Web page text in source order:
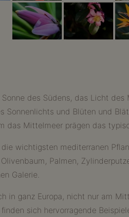
des Südens, das Licht
Sonnenlichts und Blüten und
das Mittelmeer prägen das
wichtigsten mediterranen
Palmen,
Galerie.
in ganz Europa, nicht nur am
sich hervorragende